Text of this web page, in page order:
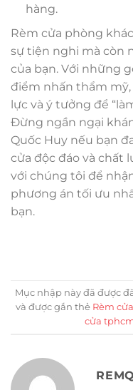
hàng.
Rèm cửa phòng
sự tiện nghi mà còn
của bạn. Với những
điểm nhấn thẩm
lực và ý tưởng để
Đừng ngần ngại
Quốc Huy nếu bạn
cửa độc đáo và chất
với chúng tôi để
phương án tối ưu
bạn.
Mục nhập này đã được
và được gắn thẻ Rèm cửa
cửa